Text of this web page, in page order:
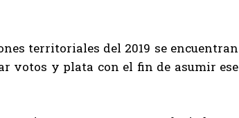
territoriales del 2019 se encuentran
votos y plata con el fin de asumir ese